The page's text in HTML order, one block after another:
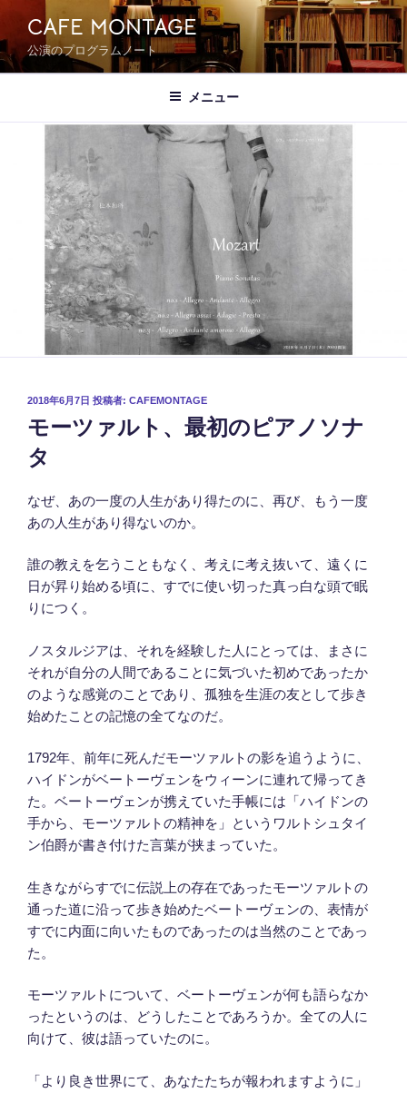
テ
ン
へ
CAFE MONTAGE
公演のプログラムノート
メニュー
投
日:
2018年6月7日 投稿者: CAFEMONTAGE
モーツァルト、最初のピアノソナ
タ
なぜ、あの一度の人生があり得たのに、再び、もう一度
あの人生があり得ないのか。
誰の教えを乞うこともなく、考えに考え抜いて、遠くに
日が昇り始める頃に、すでに使い切った真っ白な頭で眠
りにつく。
ノスタルジアは、それを経験した人にとっては、まさに
それが自分の人間であることに気づいた初めであったか
のような感覚のことであり、孤独を生涯の友として歩き
始めたことの記憶の全てなのだ。
1792年、前年に死んだモーツァルトの影を追うように、
ハイドンがベートーヴェンをウィーンに連れて帰ってき
た。ベートーヴェンが携えていた手帳には「ハイドンの
手から、モーツァルトの精神を」というワルトシュタイ
ン伯爵が書き付けた言葉が挟まっていた。
生きながらすでに伝説上の存在であったモーツァルトの
通った道に沿って歩き始めたベートーヴェンの、表情が
すでに内面に向いたものであったのは当然のことであっ
た。
モーツァルトについて、ベートーヴェンが何も語らなか
ったというのは、どうしたことであろうか。全ての人に
向けて、彼は語っていたのに。
「より良き世界にて、あなたたちが報われますように」